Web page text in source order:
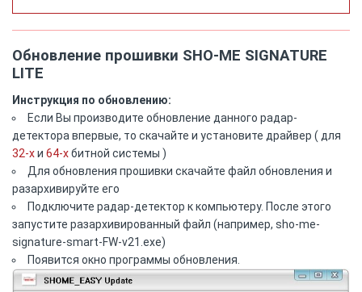
Обновление прошивки SHO-ME SIGNATURE
LITE
Инструкция по обновлению:
Если Вы производите обновление данного радар-
детектора впервые, то скачайте и установите драйвер ( для
32-хи 64-xбитной системы )
Для обновления прошивки скачайте файл обновления и
разархивируйте его
Подключите радар-детектор к компьютеру. После этого
запустите разархивированный файл (например, sho-me-
signature-smart-FW-v21.exe)
Появится окно программы обновления.